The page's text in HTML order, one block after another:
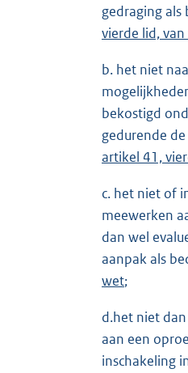
gedraging als
vierde lid,
b. het niet
bekostigd
gedurende
artikel 41,
c. het niet of
meewerken
dan wel
aanpak als
wet;
d.het niet
aan een
inschakeling